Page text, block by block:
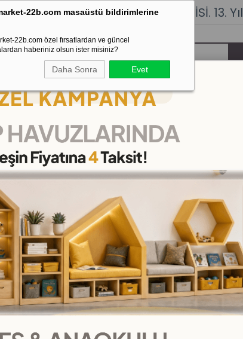
22b.com masaüstü bildirimlerine
22b.com özel fırsatlardan ve güncel
haberiniz olsun ister misiniz?
Daha Sonra Evet
Gönderim.% 100İADEGARANTİSİ. 13. Yıl
Salıncak Tahterevalli Çok Satanlar
İtfaiye Helikopter Filede
(KMP72382)
%
28
İNDIRIM
₺278,00
(KDV Dahil)
₺199,00 (KDV Dahil)
₺22,11 `den başlayan taksitlerle